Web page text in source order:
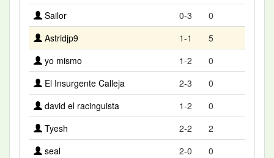
Sailor
0-3
0
Astridjp9
1-1
5
yo mismo
1-2
0
El Insurgente Calleja
2-3
0
david el racinguista
1-2
0
Tyesh
2-2
2
seal
2-0
0